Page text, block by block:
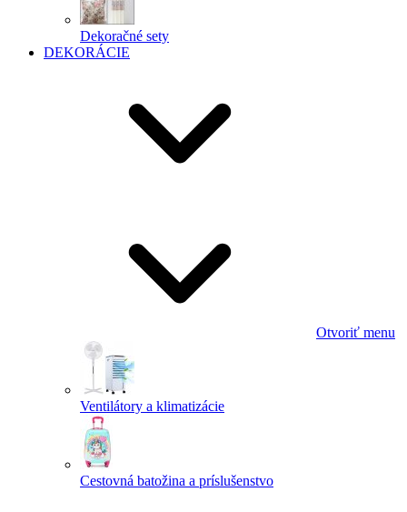
Dekoračné sety
DEKORÁCIE
Otvoriť menu
Ventilátory a klimatizácie
Cestovná batožina a príslušenstvo